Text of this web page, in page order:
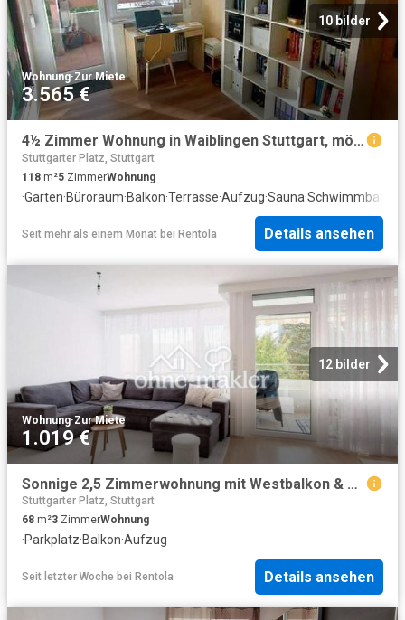
10 bilder
Wohnung·Zur Miete
3.565 €
4½ Zimmer Wohnung in Waiblingen Stuttgart, möbliert Nr. 8496 | tempoFLAT.de
Stuttgarter Platz, Stuttgart
118 m²5 ZimmerWohnung
·Garten·Büroraum·Balkon·Terrasse·Aufzug·Sauna·Schwimmbad
Seit mehr als einem Monat bei Rentola Details ansehen
12 bilder
Wohnung·Zur Miete
1.019 €
Sonnige 2,5 Zimmerwohnung mit Westbalkon & TG Stellplatz
Stuttgarter Platz, Stuttgart
68 m²3 ZimmerWohnung
·Parkplatz·Balkon·Aufzug
Seit letzter Woche bei Rentola Details ansehen